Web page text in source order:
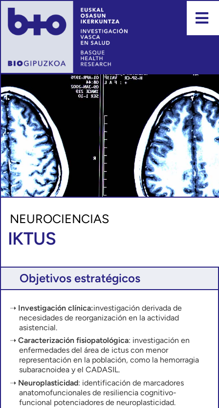
NEUROCIENCIAS
IKTUS
Objetivos estratégicos
Investigación clínica:investigación derivada de
necesidades de reorganización en la actividad
asistencial.
Caracterización fisiopatológica: investigación en
enfermedades del área de ictus con menor
representación en la población, como la hemorragia
subaracnoidea y el CADASIL.
Neuroplasticidad: identificación de marcadores
anatomofuncionales de resiliencia cognitivo-
funcional potenciadores de neuroplasticidad.